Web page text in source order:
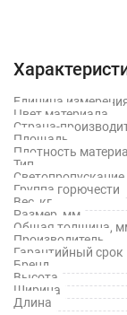
качественной
Цвет:
Размер: 6
Вес: 4,79 кг.
Длина: 6 м
Ширина: 2.1 м
Толщина
Марка: Времена
Единица
Цвет материала
Страна-
Площадь
Плотность
Тип
Светопропускание
Группа горючести
Вес, кг
Размер, мм
Общая толщина,
Производитель
Гарантийный срок
Бренд
Высота
Ширина
Длина